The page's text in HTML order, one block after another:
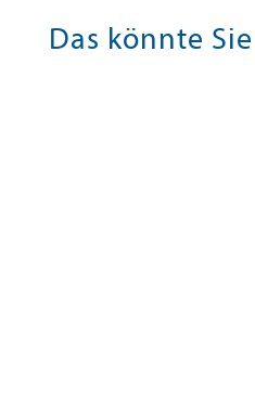
Das könnte